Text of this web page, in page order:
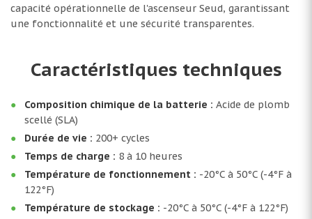
capacité opérationnelle de l'ascenseur Seud, garantissant
une fonctionnalité et une sécurité transparentes.
Caractéristiques techniques
Composition chimique de la batterie : Acide de plomb
scellé (SLA)
Durée de vie : 200+ cycles
Temps de charge : 8 à 10 heures
Température de fonctionnement : -20°C à 50°C (-4°F à
122°F)
Température de stockage : -20°C à 50°C (-4°F à 122°F)